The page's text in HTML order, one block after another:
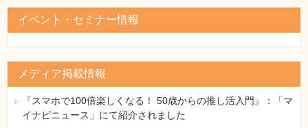
・DOCTYPE宣言がない場合
・文字コード
・CSSとstyle属性
・ポート番号
・Webサーバとアプリケーションサーバの併用74
・JSPファイルから作成される
・サーブレットクラスの場所
[正]
<%-- 変数のサンプル --%>
118ページ コラム中、下のリストの1行目
[誤]
<%!-- JSPコメント --%>
[正]
イベント・セミナー情報
メディア掲載情報
『スマホで100倍楽しくなる！ 50歳からの推し活入門』：「マ
イナビニュース」にて紹介されました